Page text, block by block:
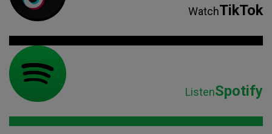
WatchTikTok
ListenSpotify